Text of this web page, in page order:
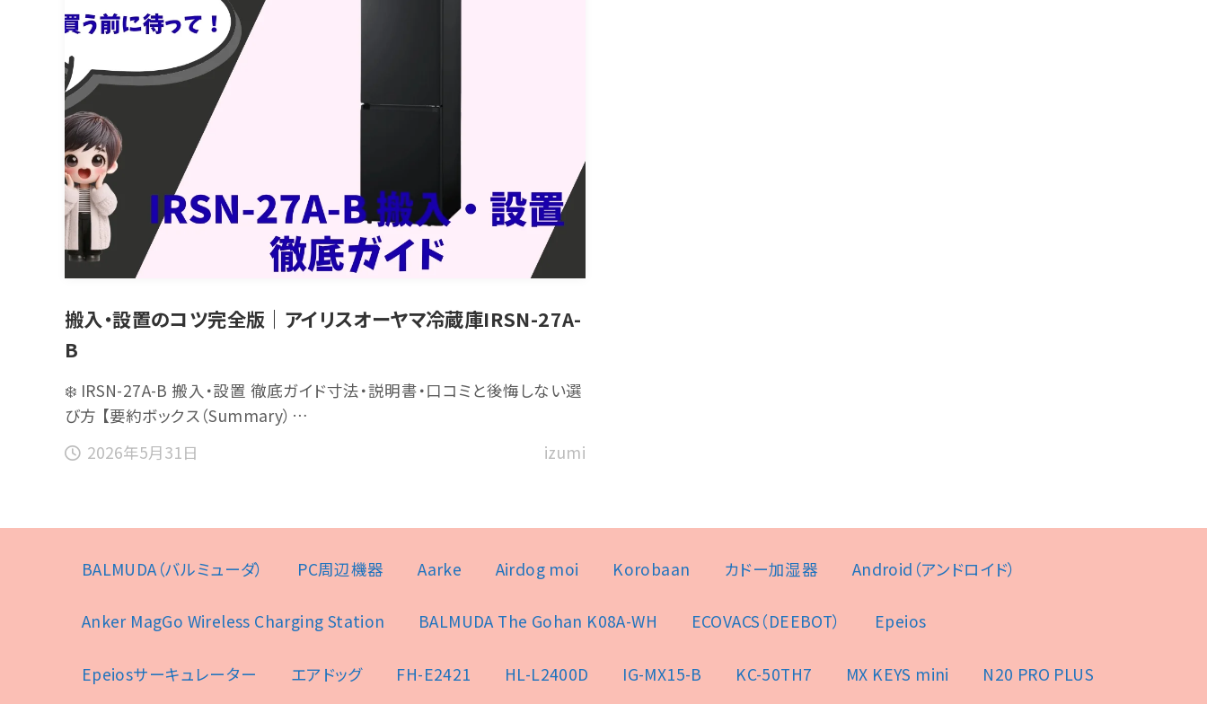
搬入・設置のコツ完全版｜アイリスオーヤマ冷蔵庫IRSN-27A-
B
❄️ IRSN-27A-B 搬入・設置 徹底ガイド寸法・説明書・口コミと後悔しない選
び方 【要約ボックス（Summary）…
2026年5月31日
izumi
BALMUDA（バルミューダ） PC周辺機器 Aarke Airdog moi Korobaan カドー加湿器 Android（アンドロイド）
Anker MagGo Wireless Charging Station BALMUDA The Gohan K08A-WH ECOVACS（DEEBOT） Epeios
Epeiosサーキュレーター エアドッグ FH-E2421 HL-L2400D IG-MX15-B KC-50TH7 MX KEYS mini N20 PRO PLUS